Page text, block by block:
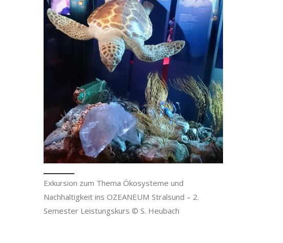
Exkursion zum Thema Ökosysteme und
Nachhaltigkeit ins OZEANEUM Stralsund – 2.
Semester Leistungskurs © S. Heubach